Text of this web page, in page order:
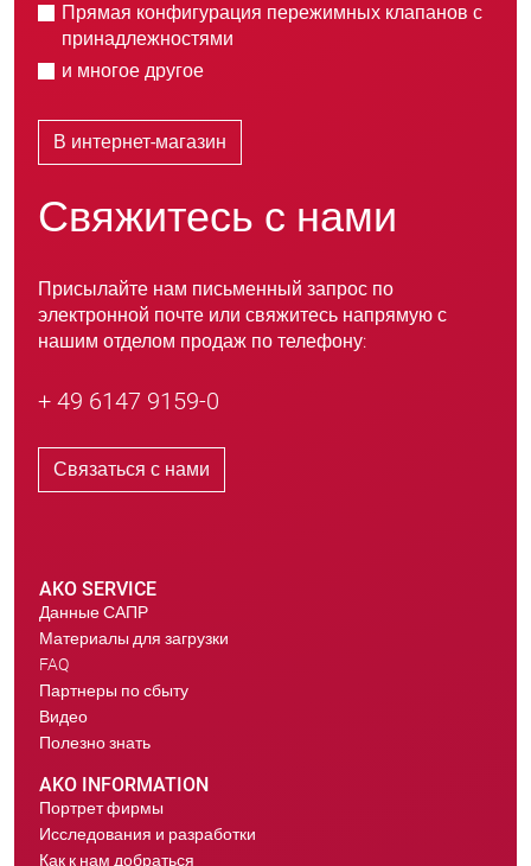
Прямая конфигурация пережимных клапанов с
принадлежностями
и многое другое
В интернет-магазин
Свяжитесь с нами
Присылайте нам письменный запрос по
электронной почте или свяжитесь напрямую с
нашим отделом продаж по телефону:
+ 49 6147 9159-0
Связаться с нами
AKO SERVICE
Данные САПР
Материалы для загрузки
FAQ
Партнеры по сбыту
Видео
Полезно знать
AKO INFORMATION
Портрет фирмы
Исследования и разработки
Как к нам добраться